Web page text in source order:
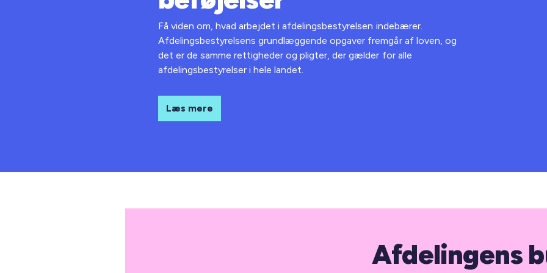
Få viden om, hvad arbejdet i afdelingsbestyrelsen indebærer.
Afdelingsbestyrelsens grundlæggende opgaver fremgår af loven, og
det er de samme rettigheder og pligter, der gælder for alle
afdelingsbestyrelser i hele landet.
Læs mere
Afdelingens